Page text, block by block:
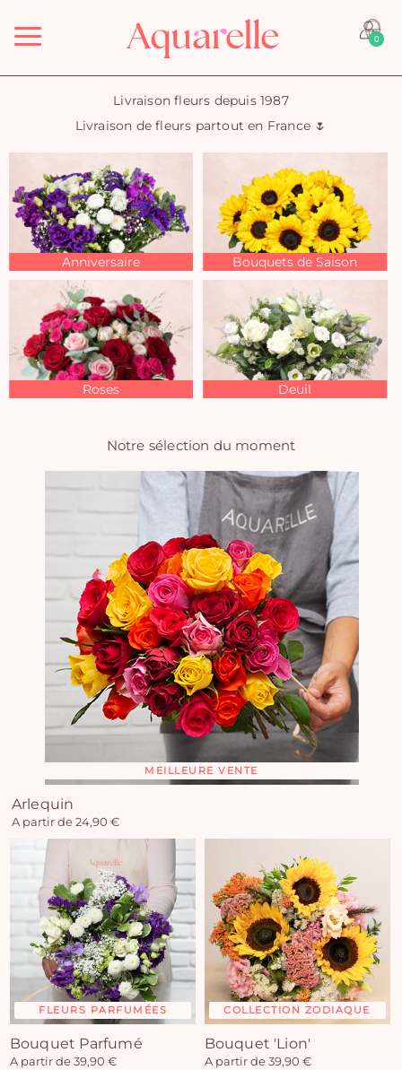
Menu 0
Livraison fleurs depuis 1987
Livraison de fleurs partout en France 🌷
Anniversaire Bouquets de Saison
Roses Deuil
Notre sélection du moment
MEILLEURE VENTE
Arlequin
A partir de 24,90 €
FLEURS PARFUMÉES
Bouquet Parfumé
A partir de 39,90 €
COLLECTION ZODIAQUE
Bouquet 'Lion'
A partir de 39,90 €